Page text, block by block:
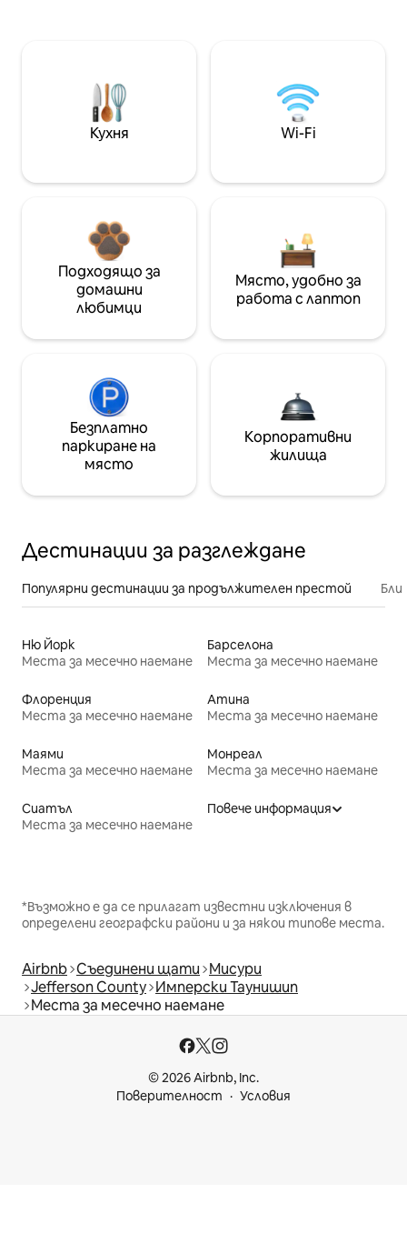
Кухня Wi-Fi
Подходящо за
домашни
любимци
Място, удобно за
работа с лаптоп
Безплатно
паркиране на
място
Корпоративни
жилища
Дестинации за разглеждане
Популярни дестинации за продължителен престой
Ню Йорк
Места за месечно наемане
Барселона
Места за месечно наемане
Флоренция
Места за месечно наемане
Атина
Места за месечно наемане
Маями
Места за месечно наемане
Монреал
Места за месечно наемане
Сиатъл
Места за месечно наемане
Повече информация
*Възможно е да се прилагат известни изключения в
определени географски райони и за някои типове места.
Airbnb Съединени щати Мисури
Jefferson County Имперски Таунишип
Места за месечно наемане
© 2026 Airbnb, Inc.
Поверителност
Условия